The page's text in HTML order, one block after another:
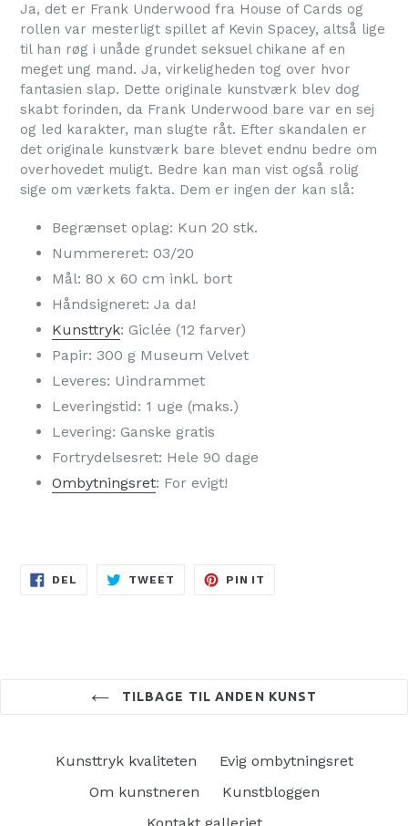
Ja, det er Frank Underwood fra House of Cards og
rollen var mesterligt spillet af Kevin Spacey, altså lige
til han røg i unåde grundet seksuel chikane af en
meget ung mand. Ja, virkeligheden tog over hvor
fantasien slap. Dette originale kunstværk blev dog
skabt forinden, da Frank Underwood bare var en sej
og led karakter, man slugte råt. Efter skandalen er
det originale kunstværk bare blevet endnu bedre om
overhovedet muligt. Bedre kan man vist også rolig
sige om værkets fakta. Dem er ingen der kan slå:
Begrænset oplag: Kun 20 stk.
Nummereret: 03/20
Mål: 80 x 60 cm inkl. bort
Håndsigneret: Ja da!
Kunsttryk: Giclée (12 farver)
Papir: 300 g Museum Velvet
Leveres: Uindrammet
Leveringstid: 1 uge (maks.)
Levering: Ganske gratis
Fortrydelsesret: Hele 90 dage
Ombytningsret: For evigt!
DEL TWEET TWEET
PIN IT
TILBAGE TIL ANDEN KUNST
Kunsttryk kvaliteten
Evig ombytningsret
Om kunstneren
Kunstbloggen